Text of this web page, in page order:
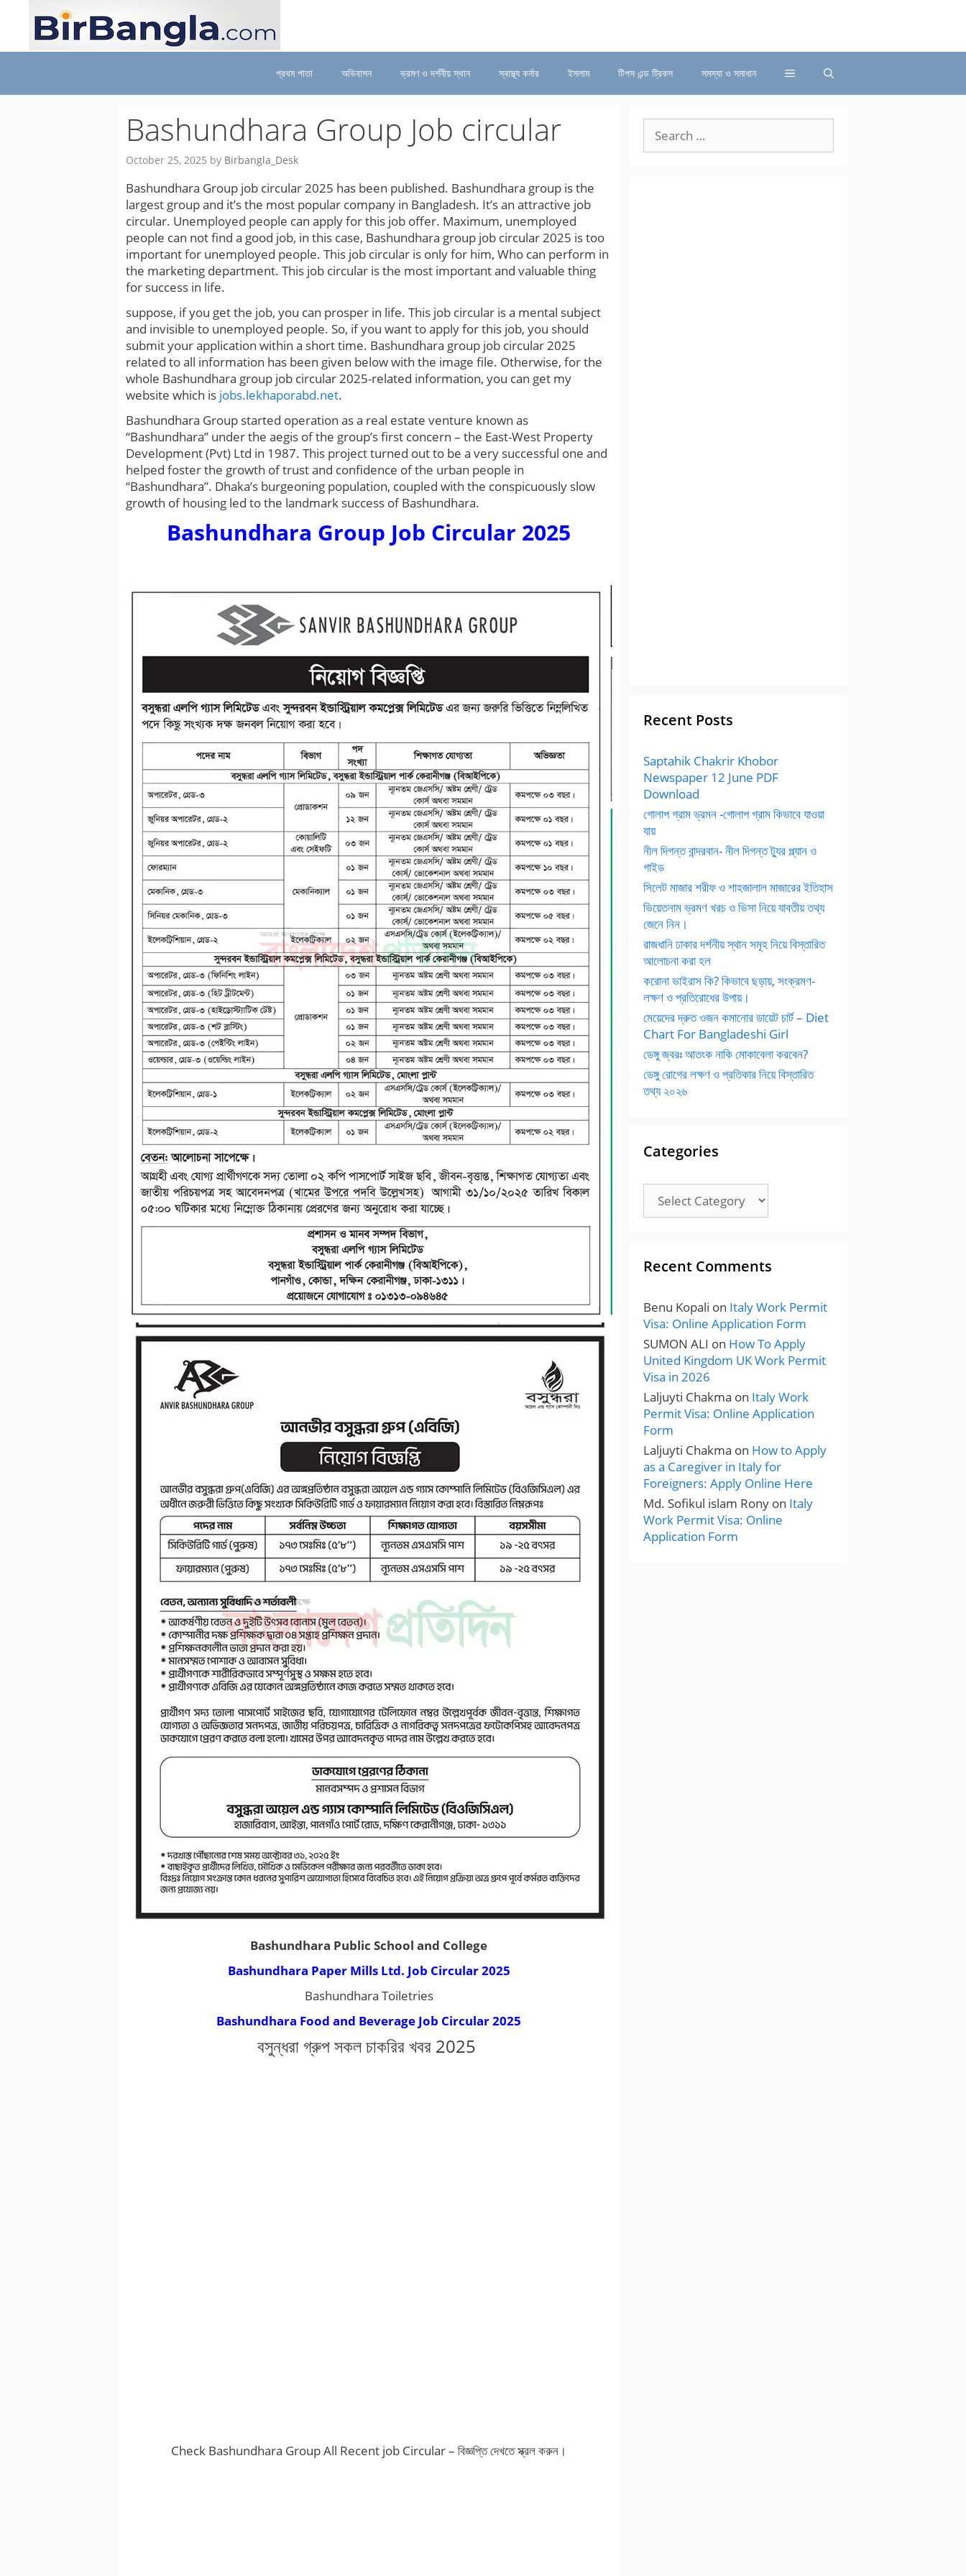
content
প্রথম পাতা অভিবাসন ভ্রমণ ও দর্শনীয় স্থান স্বাস্থ্য কর্নার ইসলাম টিপস এন্ড ট্রিকস সমস্যা ও সমাধান
Bashundhara Group Job circular
October 25, 2025 by Birbangla_Desk
Bashundhara Group job circular 2025 has been published. Bashundhara group is the
largest group and it’s the most popular company in Bangladesh. It’s an attractive job
circular. Unemployed people can apply for this job offer. Maximum, unemployed
people can not find a good job, in this case, Bashundhara group job circular 2025 is too
important for unemployed people. This job circular is only for him, Who can perform in
the marketing department. This job circular is the most important and valuable thing
for success in life.
suppose, if you get the job, you can prosper in life. This job circular is a mental subject
and invisible to unemployed people. So, if you want to apply for this job, you should
submit your application within a short time. Bashundhara group job circular 2025
related to all information has been given below with the image file. Otherwise, for the
whole Bashundhara group job circular 2025-related information, you can get my
website which isjobs.lekhaporabd.net.
Bashundhara Group started operation as a real estate venture known as
“Bashundhara” under the aegis of the group’s first concern – the East-West Property
Development (Pvt) Ltd in 1987. This project turned out to be a very successful one and
helped foster the growth of trust and confidence of the urban people in
“Bashundhara”. Dhaka’s burgeoning population, coupled with the conspicuously slow
growth of housing led to the landmark success of Bashundhara.
Bashundhara Group Job Circular 2025
Bashundhara Public School and College
Bashundhara Paper Mills Ltd. Job Circular 2025
Bashundhara Toiletries
Bashundhara Food and Beverage Job Circular 2025
বসুন্ধরা গ্রুপ সকল চাকরির খবর 2025
Check Bashundhara Group All Recent job Circular – বিজ্ঞপ্তি দেখতে স্ক্রল করুন।
for:
Recent Posts
Saptahik Chakrir Khobor
Newspaper 12 June PDF
Download
গোলাপ গ্রাম ভ্রমন -গোলাপ গ্রাম কিভাবে যাওয়া
যায়
নীল দিগন্ত বান্দরবান- নীল দিগন্ত ট্যুর প্ল্যান ও
গাইড
সিলেট মাজার শরীফ ও শাহজালাল মাজারের ইতিহাস
ভিয়েতনাম ভ্রমণ খরচ ও ভিসা নিয়ে যাবতীয় তথ্য
জেনে নিন।
রাজধানি ঢাকার দর্শনীয় স্থান সমূহ নিয়ে বিস্তারিত
আলোচনা করা হল
করোনা ভাইরাস কি? কিভাবে ছড়ায়, সংক্রমণ-
লক্ষণ ও প্রতিরোধের উপায়।
মেয়েদের দ্রুত ওজন কমানোর ডায়েট চার্ট – Diet
Chart For Bangladeshi Girl
ডেঙ্গু জ্বরঃ আতংক নাকি মোকাবেলা করবেন?
ডেঙ্গু রোগের লক্ষণ ও প্রতিকার নিয়ে বিস্তারিত
তথ্য ২০২৬
Categories
Recent Comments
Benu Kopali on Italy Work Permit
Visa: Online Application Form
SUMON ALI on How To Apply
United Kingdom UK Work Permit
Visa in 2026
Laljuyti Chakma on Italy Work
Permit Visa: Online Application
Form
Laljuyti Chakma on How to Apply
as a Caregiver in Italy for
Foreigners: Apply Online Here
Md. Sofikul islam Rony on Italy
Work Permit Visa: Online
Application Form